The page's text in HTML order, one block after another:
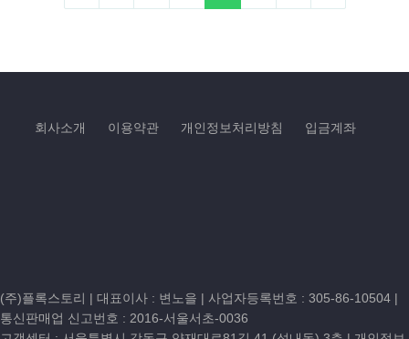
회사소개 이용약관 개인정보처리방침 입금계좌
(주)플록스토리 | 대표이사 : 변노을 | 사업자등록번호 : 305-86-10504 |
통신판매업 신고번호 : 2016-서울서초-0036